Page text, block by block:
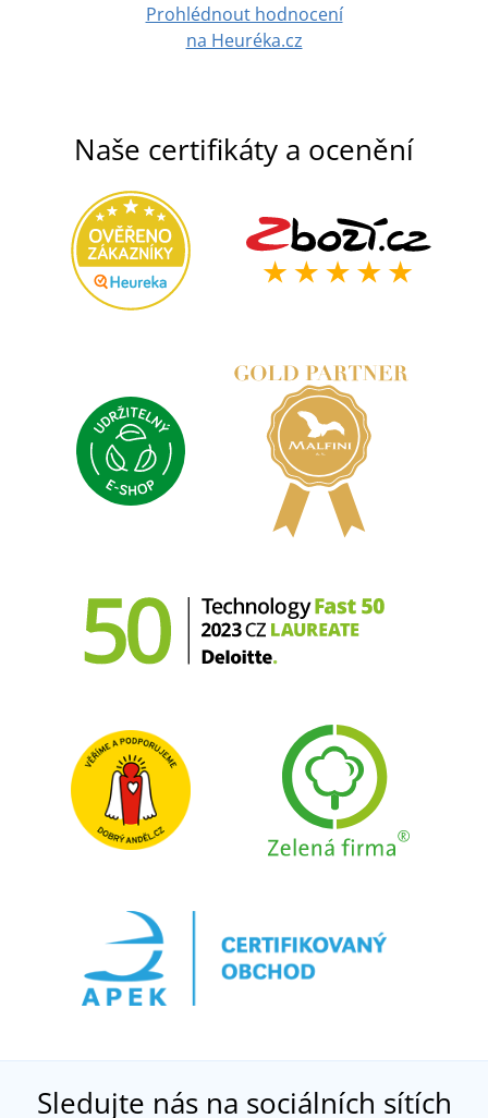
Prohlédnout hodnocení
na Heuréka.cz
Naše certifikáty a ocenění
Sledujte nás na sociálních sítích